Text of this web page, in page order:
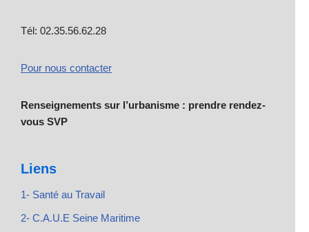
Tél: 02.35.56.62.28
Pour nous contacter
Renseignements sur l’urbanisme : prendre rendez-
vous SVP
Liens
1- Santé au Travail
2- C.A.U.E Seine Maritime